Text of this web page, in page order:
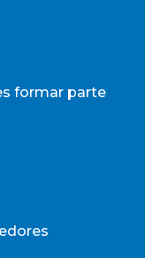
formar parte